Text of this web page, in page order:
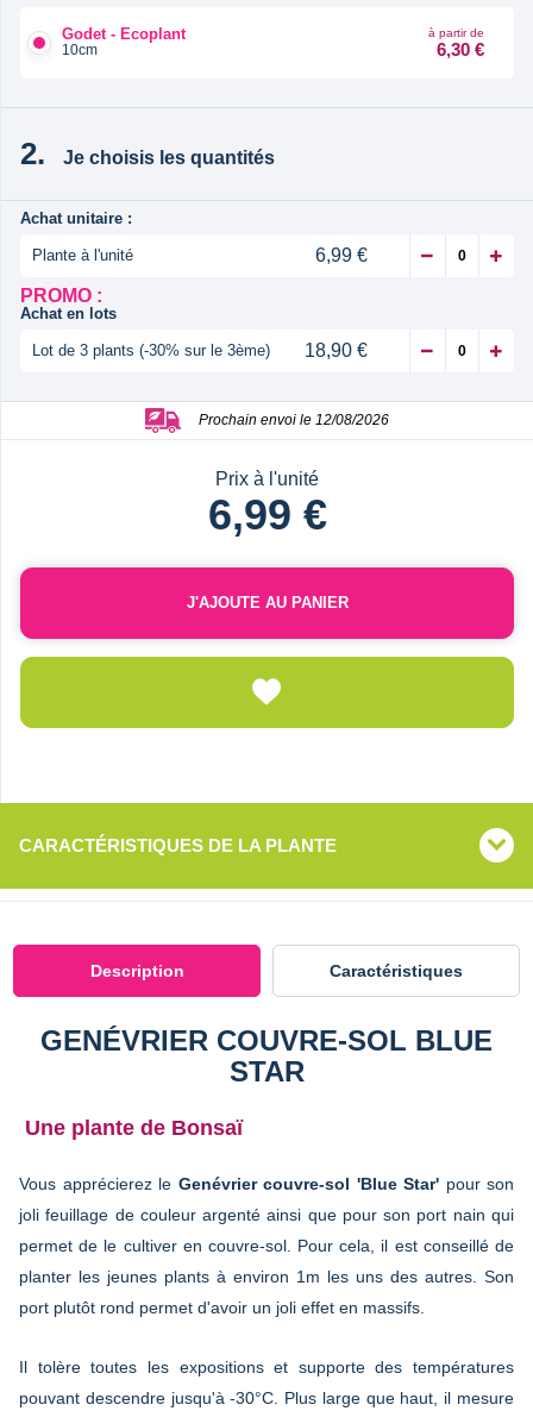
Godet - Ecoplant
10cm
à partir de
6,30 €
Je choisis les quantités
Achat unitaire :
Plante à l'unité
6,99 €
PROMO :
Achat en lots
Lot de 3 plants (-30% sur le 3ème) 18,90 €
Prochain envoi le 12/08/2026
Prix à l'unité
6,99 €
J'AJOUTE AU PANIER
CARACTÉRISTIQUES DE LA PLANTE
Description Caractéristiques
GENÉVRIER COUVRE-SOL BLUE
STAR
Une plante de Bonsaï
Vous apprécierez le Genévrier couvre-sol 'Blue Star' pour son
joli feuillage de couleur argenté ainsi que pour son port nain qui
permet de le cultiver en couvre-sol. Pour cela, il est conseillé de
planter les jeunes plants à environ 1m les uns des autres. Son
port plutôt rond permet d'avoir un joli effet en massifs.
Il tolère toutes les expositions et supporte des températures
pouvant descendre jusqu'à -30°C. Plus large que haut, il mesure